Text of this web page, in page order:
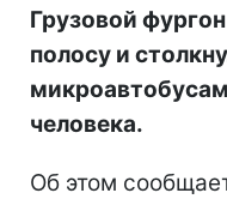
Грузовой
полосу и
человека.
Об этом